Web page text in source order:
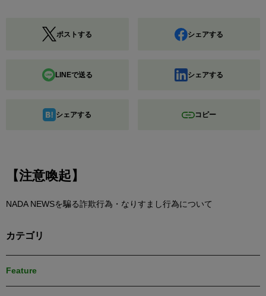
ポストする シェアする
LINEで送る シェアする
シェアする コピー
【注意喚起】
NADA NEWSを騙る詐欺行為・なりすまし行為について
カテゴリ
Feature